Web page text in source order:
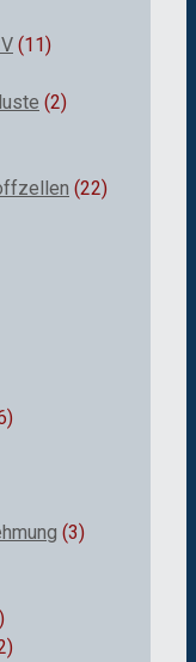
(11)
(2)
(22)
(3)